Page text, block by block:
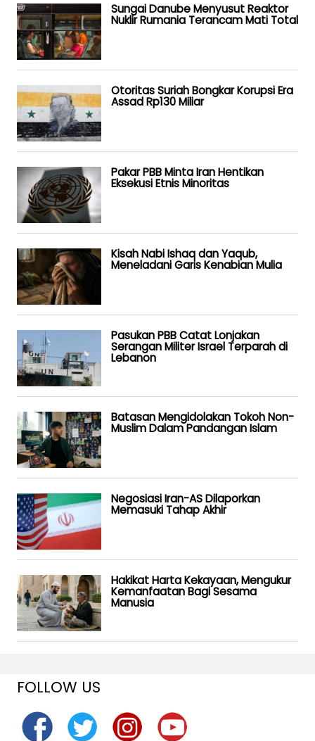
Sungai Danube Menyusut Reaktor
Nuklir Rumania Terancam Mati Total
Otoritas Suriah Bongkar Korupsi Era
Assad Rp130 Miliar
Pakar PBB Minta Iran Hentikan
Eksekusi Etnis Minoritas
Kisah Nabi Ishaq dan Yaqub,
Meneladani Garis Kenabian Mulia
Pasukan PBB Catat Lonjakan
Serangan Militer Israel Terparah di
Lebanon
Batasan Mengidolakan Tokoh Non-
Muslim Dalam Pandangan Islam
Negosiasi Iran-AS Dilaporkan
Memasuki Tahap Akhir
Hakikat Harta Kekayaan, Mengukur
Kemanfaatan Bagi Sesama
Manusia
FOLLOW US